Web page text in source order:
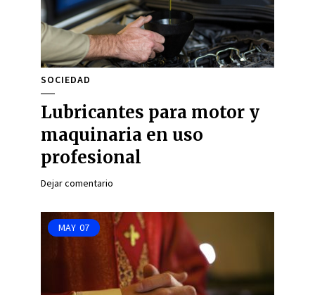
SOCIEDAD
Lubricantes para motor y
maquinaria en uso
profesional
Dejar comentario
MAY 07